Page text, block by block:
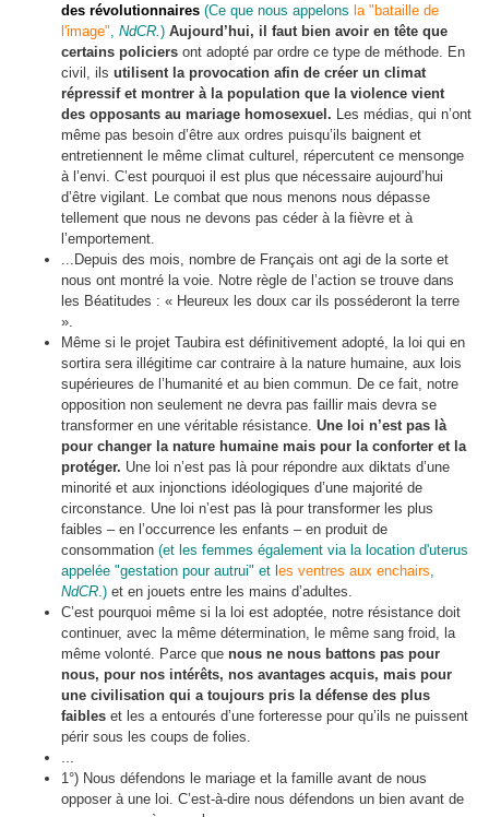
des révolutionnaires (Ce que nous appelons la "bataille de
l'image", NdCR.) Aujourd’hui, il faut bien avoir en tête que
certains policiers ont adopté par ordre ce type de méthode. En
civil, ils utilisent la provocation afin de créer un climat
répressif et montrer à la population que la violence vient
des opposants au mariage homosexuel. Les médias, qui n’ont
même pas besoin d’être aux ordres puisqu’ils baignent et
entretiennent le même climat culturel, répercutent ce mensonge
à l’envi. C’est pourquoi il est plus que nécessaire aujourd’hui
d’être vigilant. Le combat que nous menons nous dépasse
tellement que nous ne devons pas céder à la fièvre et à
l’emportement.
...Depuis des mois, nombre de Français ont agi de la sorte et
nous ont montré la voie. Notre règle de l’action se trouve dans
les Béatitudes : « Heureux les doux car ils posséderont la terre
».
Même si le projet Taubira est définitivement adopté, la loi qui en
sortira sera illégitime car contraire à la nature humaine, aux lois
supérieures de l’humanité et au bien commun. De ce fait, notre
opposition non seulement ne devra pas faillir mais devra se
transformer en une véritable résistance. Une loi n’est pas là
pour changer la nature humaine mais pour la conforter et la
protéger. Une loi n’est pas là pour répondre aux diktats d’une
minorité et aux injonctions idéologiques d’une majorité de
circonstance. Une loi n’est pas là pour transformer les plus
faibles – en l’occurrence les enfants – en produit de
consommation (et les femmes également via la location d'uterus
appelée "gestation pour autrui" et l es ventres aux enchairs,
NdCR.) et en jouets entre les mains d’adultes.
C’est pourquoi même si la loi est adoptée, notre résistance doit
continuer, avec la même détermination, le même sang froid, la
même volonté. Parce que nous ne nous battons pas pour
nous, pour nos intérêts, nos avantages acquis, mais pour
une civilisation qui a toujours pris la défense des plus
faibles et les a entourés d’une forteresse pour qu’ils ne puissent
périr sous les coups de folies.
1°) Nous défendons le mariage et la famille avant de nous
opposer à une loi. C’est-à-dire nous défendons un bien avant de